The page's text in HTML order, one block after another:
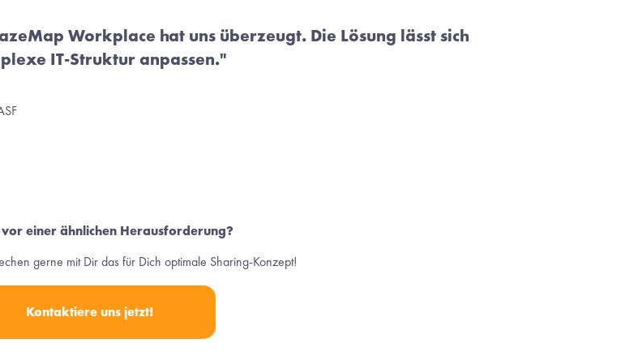
Workplace hat uns überzeugt. Die Lösung lässt sich
IT-Struktur anpassen."
vor einer ähnlichen Herausforderung?
gerne mit Dir das für Dich optimale Sharing-Konzept!
Kontaktiere uns jetzt!